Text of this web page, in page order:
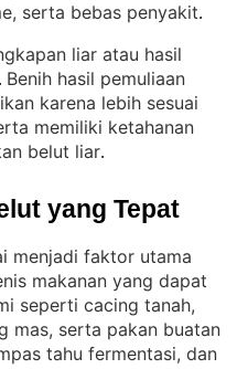
serta bebas penyakit.
liar atau hasil
. Benih hasil pemuliaan
karena lebih sesuai
memiliki ketahanan
belut liar.
yang Tepat
menjadi faktor utama
makanan yang dapat
seperti cacing tanah,
mas, serta pakan buatan
tahu fermentasi, dan